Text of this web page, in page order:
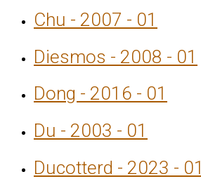
Chu - 2007 - 01
Diesmos - 2008 - 01
Dong - 2016 - 01
Du - 2003 - 01
Ducotterd - 2023 - 01